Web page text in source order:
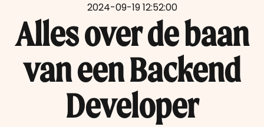
2024-09-19 12:52:00
Alles over de baan
van een Backend
Developer